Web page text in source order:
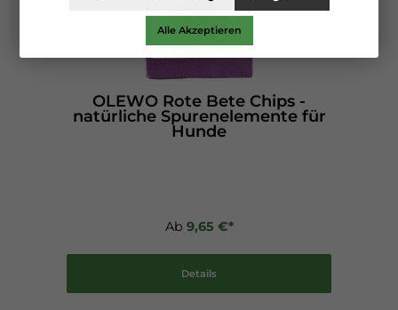
OLEWO Rote Bete Chips -
natürliche Spurenelemente für
Hunde
Ab 9,65 €*
Details
Alle Akzeptieren